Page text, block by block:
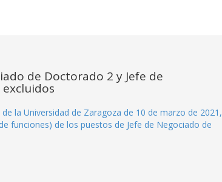
de Doctorado 2 y Jefe de
la Universidad de Zaragoza de 10 de marzo de 2021,
funciones) de los puestos de Jefe de Negociado de